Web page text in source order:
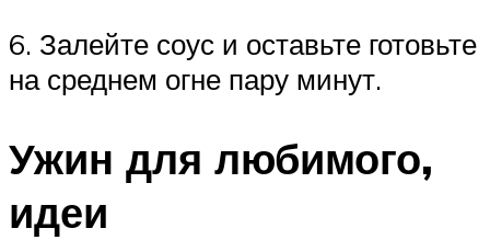
6. Залейте соус и оставьте готовьте
на среднем огне пару минут.
Ужин для любимого,
идеи